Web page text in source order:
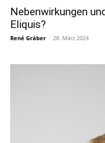
Nebenwirkungen
Eliquis?
René Gräber - 28. März 2024